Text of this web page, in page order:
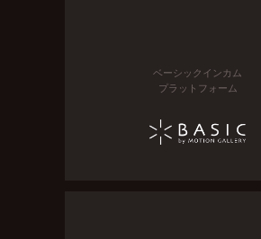
ベーシックインカム
プラットフォーム